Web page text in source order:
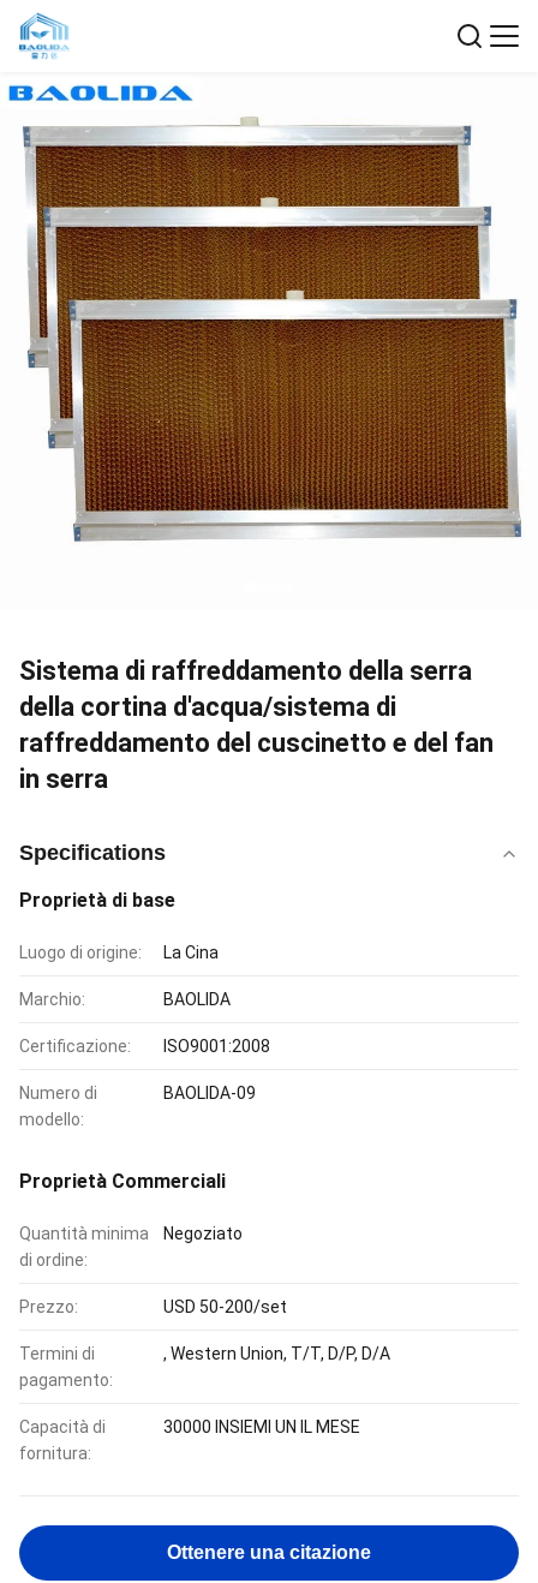
Sistema di raffreddamento della serra
della cortina d'acqua/sistema di
raffreddamento del cuscinetto e del fan
in serra
Specifications
Proprietà di base
Luogo di origine: La Cina
Marchio: BAOLIDA
Certificazione: ISO9001:2008
Numero di
modello:
BAOLIDA-09
Proprietà Commerciali
Quantità minima
di ordine:
Negoziato
Prezzo: USD 50-200/set
Termini di
pagamento:
, Western Union, T/T, D/P, D/A
Capacità di
fornitura:
30000 INSIEMI UN IL MESE
Ottenere una citazione